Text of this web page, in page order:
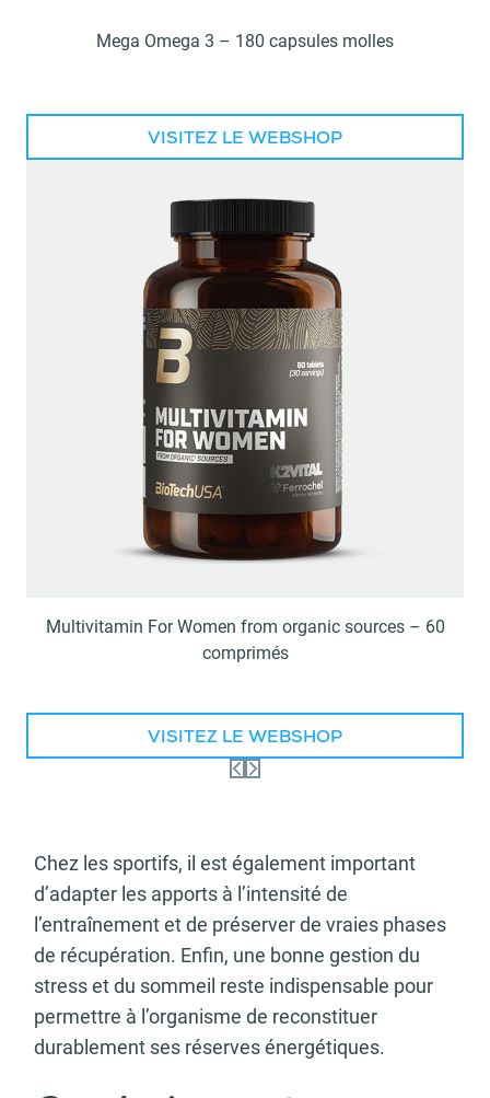
Mega Omega 3 – 180 capsules molles
VISITEZ LE WEBSHOP
Multivitamin For Women from organic sources – 60
comprimés
VISITEZ LE WEBSHOP
Chez les sportifs, il est également important
d’adapter les apports à l’intensité de
l’entraînement et de préserver de vraies phases
de récupération. Enfin, une bonne gestion du
stress et du sommeil reste indispensable pour
permettre à l’organisme de reconstituer
durablement ses réserves énergétiques.